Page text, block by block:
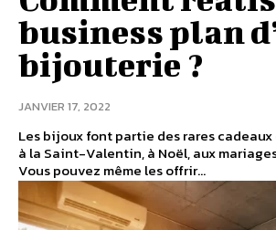
business plan
bijouterie ?
JANVIER 17, 2022
Les bijoux font partie des rares
à la Saint-Valentin, à Noël, aux
Vous pouvez même les offrir...